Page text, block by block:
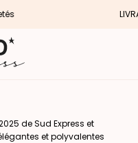
dès 120€ d'achat
de Sud Express et
et polyvalentes